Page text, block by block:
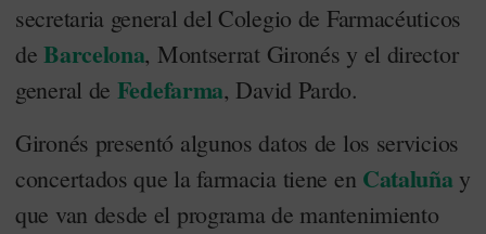
secretaria general del Colegio de Farmacéuticos
deBarcelona, Montserrat Gironés y el director
general de Fedefarma, David Pardo.
Gironés presentó algunos datos de los servicios
concertados que la farmacia tiene en Cataluñay
que van desde el programa de mantenimiento